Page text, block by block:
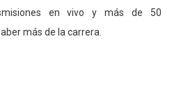
en vivo y más de 50
más de la carrera.